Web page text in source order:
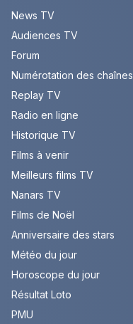
News TV
Audiences TV
Forum
Numérotation des chaînes
Replay TV
Radio en ligne
Historique TV
Films à venir
Meilleurs films TV
Nanars TV
Films de Noël
Anniversaire des stars
Météo du jour
Horoscope du jour
Résultat Loto
PMU